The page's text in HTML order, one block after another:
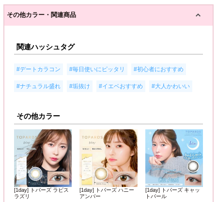
その他カラー・関連商品
関連ハッシュタグ
#デートカラコン #毎日使いにピッタリ #初心者におすすめ
#ナチュラル盛れ #垢抜け #イエベおすすめ #大人かわいい
その他カラー
[1day] トパーズ ラピス
ラズリ
[1day] トパーズ ハニー
アンバー
[1day] トパーズ キャッ
トパール